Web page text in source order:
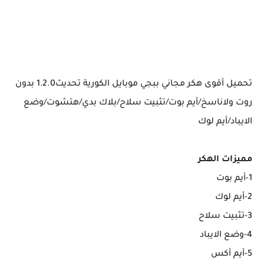
تحميل أقوى هكر مجاني ببجي موبايل الكورية تحديث1.2.0 بدون
روت ولاناسخ/أيم بوت/تثبيت سلاح/بلاك بدي/هتشوت/وضع
الايباد/أيم لوك
مميزات الهكر
1-أيم بوت
2-أيم لوك
3-تثبيت سلاح
4-وضع الايباد
5-أيم أكس